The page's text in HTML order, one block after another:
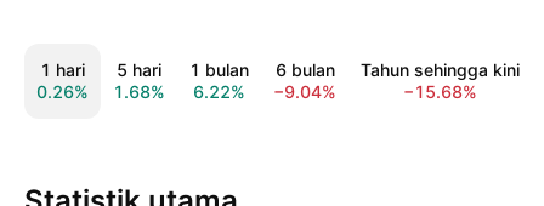
1 hari
0.26%
5 hari
1.68%
1 bulan
6.22%
6 bulan
−9.04%
Tahun sehingga kini
−15.68%